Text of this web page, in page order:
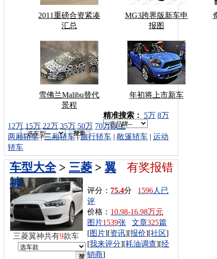
2011重磅合资紧凑
汇总
MG3跨界版新车申
报图
雪佛兰Malibu替代
景程
年初将上市新车
车型搜索：
精准搜索： 5万 8万
12万 15万 22万 35万 50万 70万以上
两厢轿车|三厢轿车|旅行轿车 | 敞篷轿车 | 运动
轿车
有奖报错
车型大全> 三菱 > 翼
神
评分： 75.4分 1596人已
评
价格： 10.98-16.98万元
图片1539张 文章325篇
[图片][资讯][报价][社区]
[我来评分][耗油调查][经
销商]
三菱翼神共有9款车